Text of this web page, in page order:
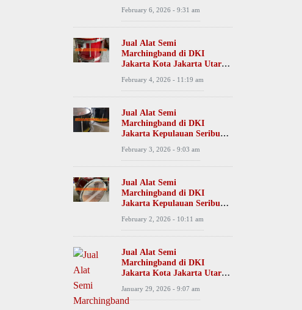
Desa Pulau Kelapa
February 6, 2026 - 9:31 am
Jual Alat Semi
Marchingband di DKI
Jakarta Kota Jakarta Utara
February 4, 2026 - 11:19 am
Jual Alat Semi
Marchingband di DKI
Jakarta Kepulauan Seribu
Desa Pulau Kelapa
February 3, 2026 - 9:03 am
Jual Alat Semi
Marchingband di DKI
Jakarta Kepulauan Seribu
Desa Pulau Pari
February 2, 2026 - 10:11 am
Jual Alat Semi
Marchingband di DKI
Jakarta Kota Jakarta Utara
Muara
January 29, 2026 - 9:07 am